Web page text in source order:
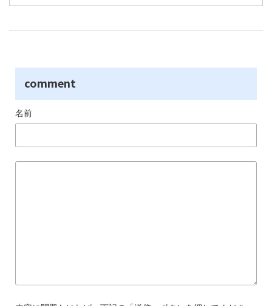
comment
名前